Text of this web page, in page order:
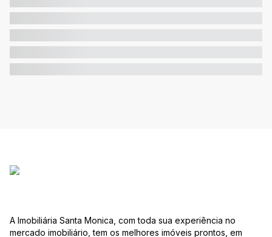
A Imobiliária Santa Monica, com toda sua experiência no
mercado imobiliário, tem os melhores imóveis prontos, em